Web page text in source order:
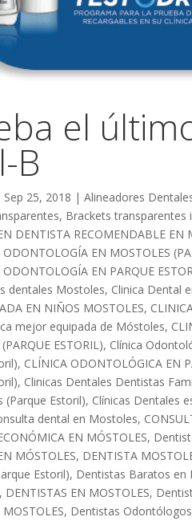
el
B
Sep 25, 2018 |Alineadores
, Brackets
DENTISTA RECOMENDABLE EN
EN MOSTOLES
EN PARQUE
dentales Mostoles, Clinica Dental
EN NIÑOS MOSTOLES,
mejor equipada de Móstoles,
ESTORIL), Clínica
, CLÍNICA ODONTOLÓGICA EN
, Clinicas Dentales Dentistas
(Parque Estoril), Clínicas Dentales
dental en Mostoles,
EN MÓSTOLES,
MÓSTOLES, DENTISTA
Estoril), Dentistas Baratos en
, DENTISTAS EN MOSTOLES,
, Dentistas